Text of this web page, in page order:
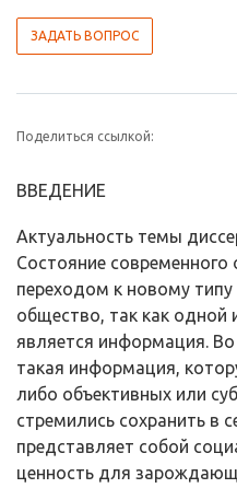
ЗАДАТЬ ВОПРОС
Поделиться ссылкой:
ВВЕДЕНИЕ
Актуальность темы
Состояние со­временного
переходом к новому
общество, так как одной
является информация.
такая информация,
либо объективных или
стремились сохранить в
представляет собой
ценность для